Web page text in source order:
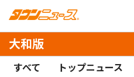
大和版
すべて トップニュース